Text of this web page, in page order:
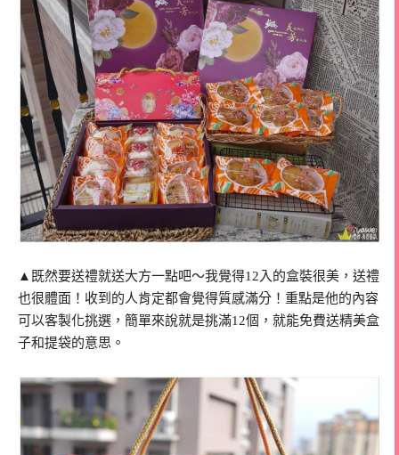
▲既然要送禮就送大方一點吧～我覺得12入的盒裝很美，送禮
也很體面！收到的人肯定都會覺得質感滿分！重點是他的內容
可以客製化挑選，簡單來說就是挑滿12個，就能免費送精美盒
子和提袋的意思。